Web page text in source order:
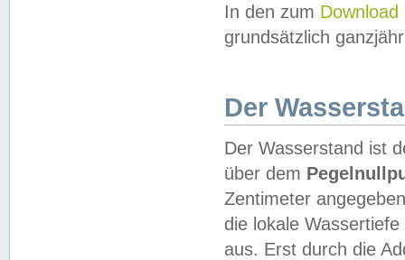
In den zum Download
grundsätzlich
Der
Der Wasserstand ist
über dem
Zentimeter
die lokale
aus. Erst durch die